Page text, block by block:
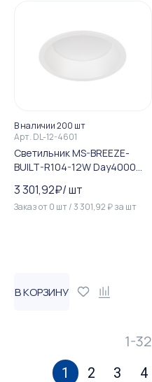
В наличии 200 шт
Арт. DL-12-4601
Светильник MS-BREEZE-
BUILT-R104-12W Day4000
3 301,92₽/шт
Заказ от0 шт/3 301,92 ₽за шт
В КОРЗИНУ
1-32
1 2 3 4